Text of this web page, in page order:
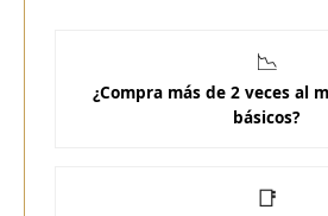
📉
¿Compra más de 2 veces al
básicos?
📑